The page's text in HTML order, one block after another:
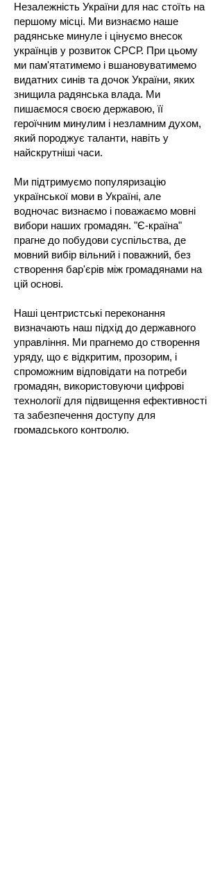
Незалежність України для нас стоїть на
першому місці. Ми визнаємо наше
радянське минуле і цінуємо внесок
українців у розвиток СРСР. При цьому
ми пам'ятатимемо і вшановуватимемо
видатних синів та дочок України, яких
знищила радянська влада. Ми
пишаємося своєю державою, її
героїчним минулим і незламним духом,
який породжує таланти, навіть у
найскрутніші часи.
Ми підтримуємо популяризацію
української мови в Україні, але
водночас визнаємо і поважаємо мовні
вибори наших громадян. "Є-країна"
прагне до побудови суспільства, де
мовний вибір вільний і поважний, без
створення бар'єрів між громадянами на
цій основі.
Наші центристські переконання
визначають наш підхід до державного
управління. Ми прагнемо до створення
уряду, що є відкритим, прозорим, і
спроможним відповідати на потреби
громадян, використовуючи цифрові
технології для підвищення ефективності
та забезпечення доступу для
громадського контролю.